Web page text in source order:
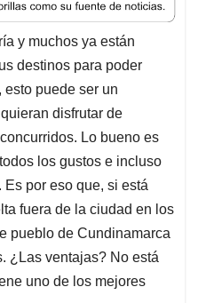
y muchos ya están
destinos para poder
esto puede ser un
disfrutar de
Lo bueno es
los gustos e incluso
por eso que, si está
fuera de la ciudad en los
pueblo de Cundinamarca
¿Las ventajas? No está
uno de los mejores